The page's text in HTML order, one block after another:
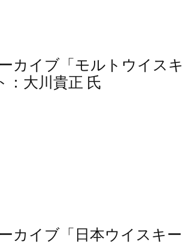
カイブ「モルトウイスキ
：大川貴正 氏
カイブ「日本ウイスキー